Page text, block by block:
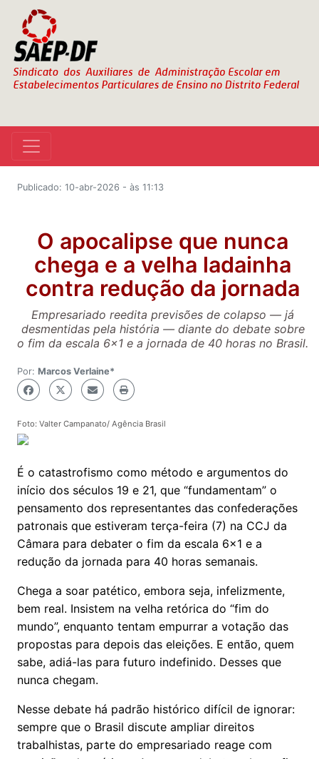
Publicado: 10-abr-2026 - às 11:13
O apocalipse que nunca
chega e a velha ladainha
contra redução da jornada
Empresariado reedita previsões de colapso — já
desmentidas pela história — diante do debate sobre
o fim da escala 6x1 e a jornada de 40 horas no Brasil.
Por: Marcos Verlaine*
Foto: Valter Campanato/ Agência Brasil
É o catastrofismo como método e argumentos do
início dos séculos 19 e 21, que “fundamentam” o
pensamento dos representantes das confederações
patronais que estiveram terça-feira (7) na CCJ da
Câmara para debater o fim da escala 6x1 e a
redução da jornada para 40 horas semanais.
Chega a soar patético, embora seja, infelizmente,
bem real. Insistem na velha retórica do “fim do
mundo”, enquanto tentam empurrar a votação das
propostas para depois das eleições. E então, quem
sabe, adiá-las para futuro indefinido. Desses que
nunca chegam.
Nesse debate há padrão histórico difícil de ignorar:
sempre que o Brasil discute ampliar direitos
trabalhistas, parte do empresariado reage com